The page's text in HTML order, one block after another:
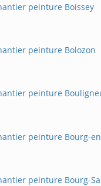
peinture Boissey
peinture Bolozon
peinture
peinture Bourg-
peinture Bourg-